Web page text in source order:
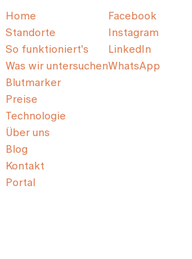
Home
Standorte
So funktioniert's
Was wir untersuchen
Blutmarker
Preise
Technologie
Über uns
Blog
Kontakt
Portal
Facebook
Instagram
LinkedIn
WhatsApp